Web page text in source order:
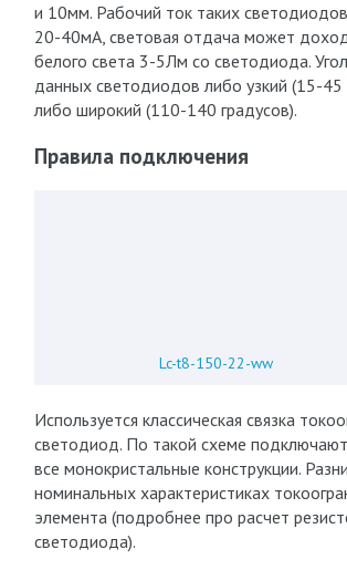
и 10мм. Рабочий ток таких
20-40мА, световая отдача может
белого света 3-5Лм со светодиода.
данных светодиодов либо узкий (15-45
либо широкий (110-140 градусов).
Правила подключения
Lc-t8-150-22-ww
Используется классическая связка
светодиод. По такой схеме
все монокристальные конструкции.
номинальных характеристиках
элемента (подробнее про расчет
светодиода).